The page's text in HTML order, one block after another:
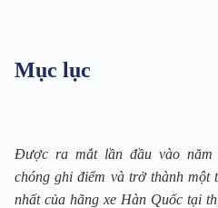
Được ra mắt lần đầu vào năm
chóng ghi điểm và trở thành một
nhất của hãng xe Hàn Quốc tại
Mục lục